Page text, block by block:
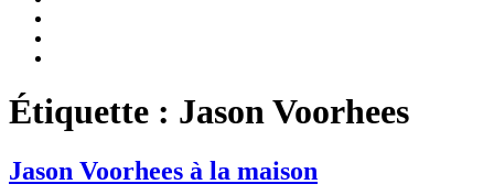
Étiquette : Jason Voorhees
Jason Voorhees à la maison